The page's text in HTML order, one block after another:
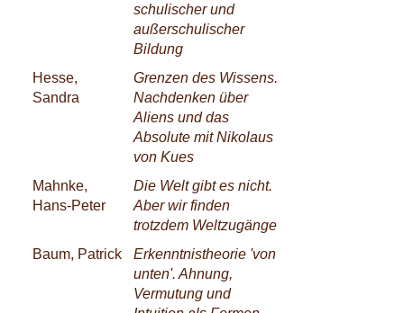
schulischer und
außerschulischer
Bildung
Hesse,
Sandra
Grenzen des Wissens.
Nachdenken über
Aliens und das
Absolute mit Nikolaus
von Kues
Mahnke,
Hans-Peter
Die Welt gibt es nicht.
Aber wir finden
trotzdem Weltzugänge
Baum, Patrick
Erkenntnistheorie 'von
unten'. Ahnung,
Vermutung und